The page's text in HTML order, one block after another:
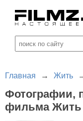
Главная → Жить
Фотографии,
фильма Жить